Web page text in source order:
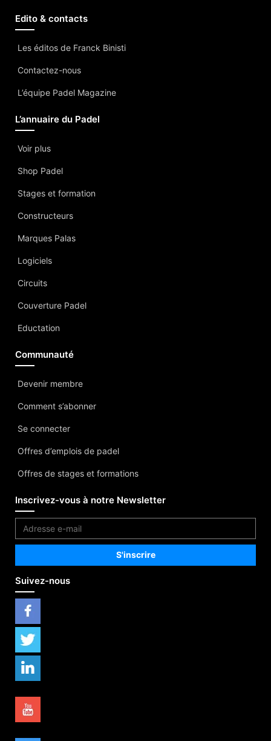
Edito & contacts
Les éditos de Franck Binisti
Contactez-nous
L’équipe Padel Magazine
L’annuaire du Padel
Voir plus
Shop Padel
Stages et formation
Constructeurs
Marques Palas
Logiciels
Circuits
Couverture Padel
Eductation
Communauté
Devenir membre
Comment s’abonner
Se connecter
Offres d’emplois de padel
Offres de stages et formations
Inscrivez-vous à notre Newsletter
Suivez-nous